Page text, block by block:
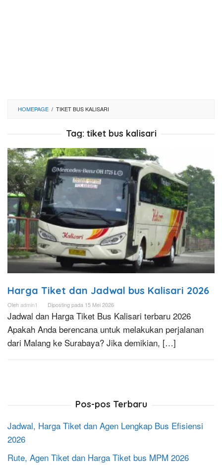
HOMEPAGE / TIKET BUS KALISARI
Tag: tiket bus kalisari
Harga Tiket dan Jadwal bus Kalisari 2026
Olehadmin1 Diposting pada 15 Mei 2026
Jadwal dan Harga Tiket Bus Kalisari terbaru 2026
Apakah Anda berencana untuk melakukan perjalanan
dari Malang ke Surabaya? Jika demikian, […]
Pos-pos Terbaru
Jadwal, Harga Tiket dan Agen Lengkap Bus Efisiensi
2026
Rute, Agen Tiket dan Harga Tiket bus MPM 2026